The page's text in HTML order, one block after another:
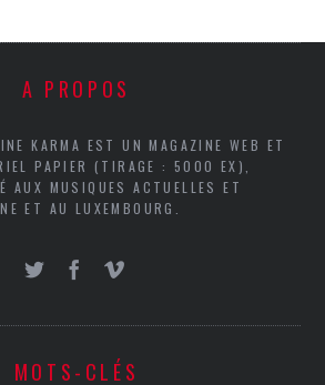
A PROPOS
KARMA EST UN MAGAZINE WEB ET
PAPIER (TIRAGE : 5000 EX),
AUX MUSIQUES ACTUELLES ET
ET AU LUXEMBOURG.
MOTS-CLÉS